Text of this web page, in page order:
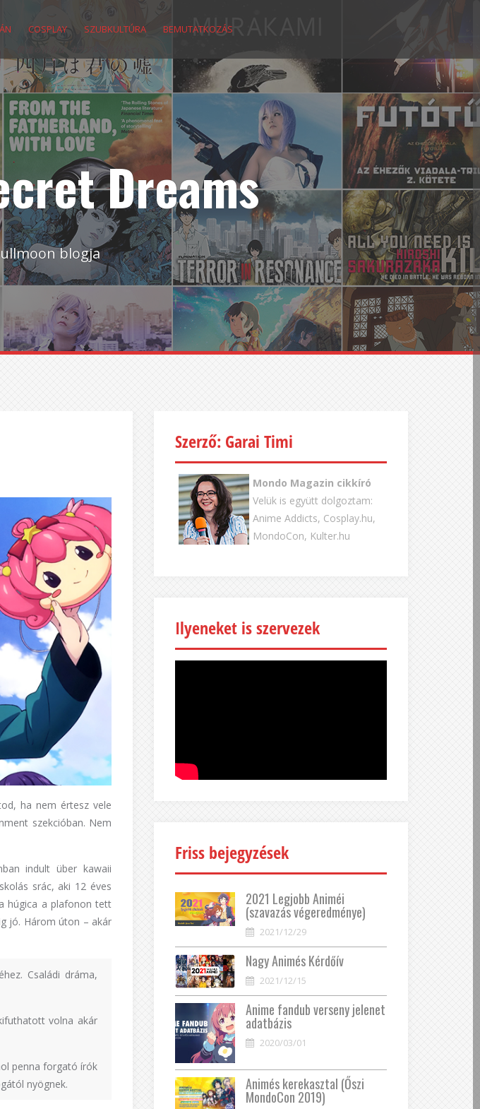
COSPLAY SZUBKULTÚRA BEMUTATKOZÁS
Dreams
blogja
ha nem értesz vele
szekcióban. Nem
indult über kawaii
srác, aki 12 éves
húgica a plafonon tett
jó. Három úton – akár
Családi dráma,
volna akár
penna forgató írók
nyögnek.
Szerző: Garai Timi
Mondo Magazin cikkíró
Velük is együtt dolgoztam:
Anime Addicts, Cosplay.hu,
MondoCon, Kulter.hu
Ilyeneket is szervezek
Friss bejegyzések
2021 Legjobb Animéi
(szavazás végeredménye)
2021/12/29
Nagy Animés Kérdőív
2021/12/15
Anime fandub verseny jelenet
adatbázis
2020/03/01
Animés kerekasztal (Őszi
MondoCon 2019)